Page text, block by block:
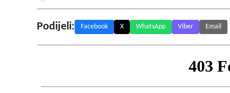
Podijeli: Facebook X WhatsApp Viber Email